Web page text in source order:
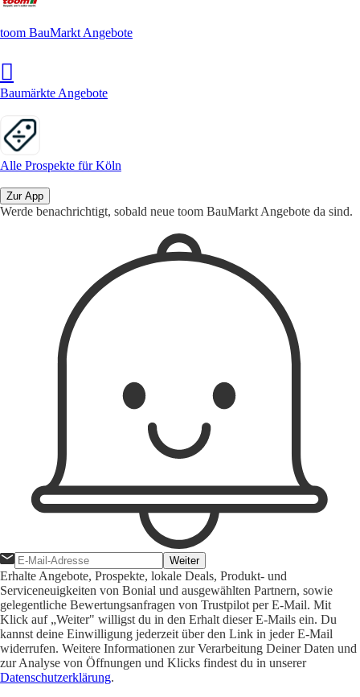
toom BauMarkt Angebote
Baumärkte Angebote
Alle Prospekte für Köln
Zur App
Werde benachrichtigt, sobald neue toom BauMarkt Angebote da sind.
Weiter
Erhalte Angebote, Prospekte, lokale Deals, Produkt- und
Serviceneuigkeiten von Bonial und ausgewählten Partnern, sowie
gelegentliche Bewertungsanfragen von Trustpilot per E-Mail. Mit
Klick auf „Weiter" willigst du in den Erhalt dieser E-Mails ein. Du
kannst deine Einwilligung jederzeit über den Link in jeder E-Mail
widerrufen. Weitere Informationen zur Verarbeitung Deiner Daten und
zur Analyse von Öffnungen und Klicks findest du in unserer
Datenschutzerklärung.